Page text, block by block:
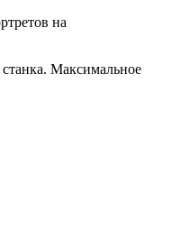
на
Максимальное